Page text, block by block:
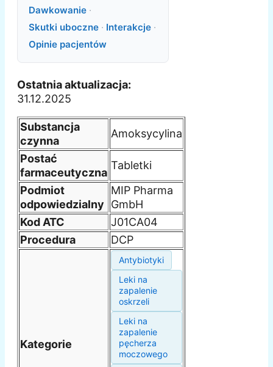
Dawkowanie ·
Skutki uboczne · Interakcje ·
Opinie pacjentów
Ostatnia aktualizacja:
31.12.2025
Substancja
czynna
Amoksycylina
Postać
farmaceutyczna
Tabletki
Podmiot
odpowiedzialny
MIP Pharma
GmbH
Kod ATC
J01CA04
Procedura
DCP
Kategorie
Antybiotyki
Leki na
zapalenie
oskrzeli
Leki na
zapalenie
pęcherza
moczowego